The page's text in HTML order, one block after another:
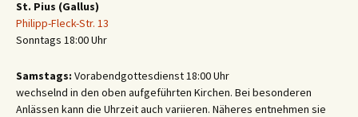
St. Pius (Gallus)
Philipp-Fleck-Str. 13
Sonntags 18:00 Uhr
Samstags: Vorabendgottesdienst 18:00 Uhr
wechselnd in den oben aufgeführten Kirchen. Bei besonderen
Anlässen kann die Uhrzeit auch variieren. Näheres entnehmen sie